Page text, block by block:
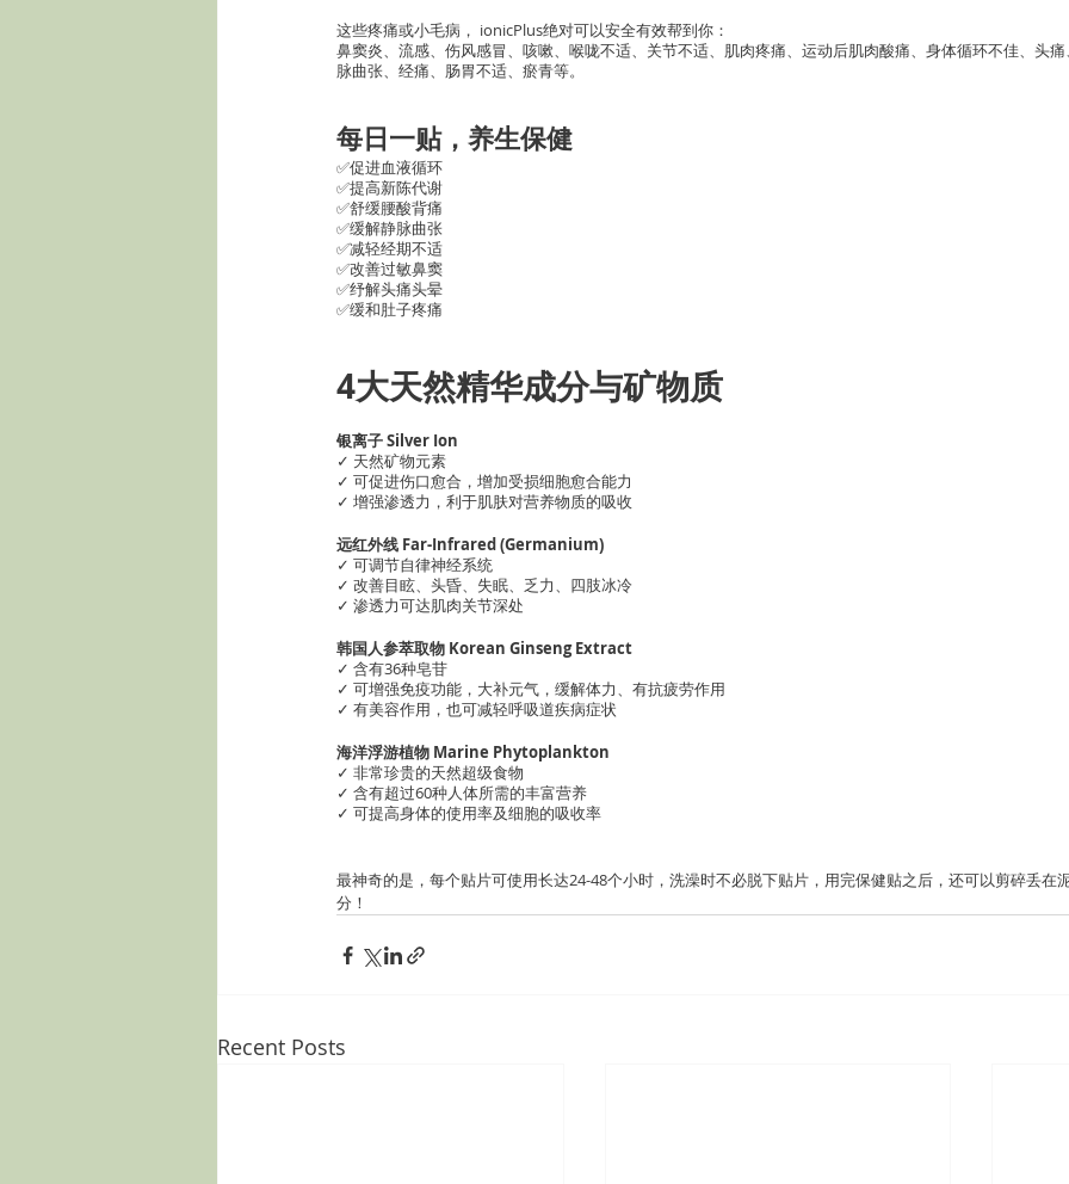
这些疼痛或小毛病， ionicPlus绝对可以安全有效帮到你：
鼻窦炎、流感、伤风感冒、咳嗽、喉咙不适、关节不适、肌肉疼痛、运动后肌肉酸痛、身体循环不佳、头
脉曲张、经痛、肠胃不适、瘀青等。
每日一贴，养生保健
✅促进血液循环
✅提高新陈代谢
✅舒缓腰酸背痛
✅缓解静脉曲张
✅减轻经期不适
✅改善过敏鼻窦
✅纾解头痛头晕
✅缓和肚子疼痛
4大天然精华成分与矿物质
银离子 Silver Ion
✓ 天然矿物元素
✓ 可促进伤口愈合，增加受损细胞愈合能力
✓ 增强渗透力，利于肌肤对营养物质的吸收
远红外线 Far-Infrared (Germanium)
✓ 可调节自律神经系统
✓ 改善目眩、头昏、失眠、乏力、四肢冰冷
✓ 渗透力可达肌肉关节深处
韩国人参萃取物 Korean Ginseng Extract
✓ 含有36种皂苷
✓ 可增强免疫功能，大补元气，缓解体力、有抗疲劳作用
✓ 有美容作用，也可减轻呼吸道疾病症状
海洋浮游植物 Marine Phytoplankton
✓ 非常珍贵的天然超级食物
✓ 含有超过60种人体所需的丰富营养
✓ 可提高身体的使用率及细胞的吸收率
最神奇的是，每个贴片可使用长达24-48个小时，洗澡时不必脱下贴片，用完保健贴之后，还可以剪碎丢在
分！
Recent Posts